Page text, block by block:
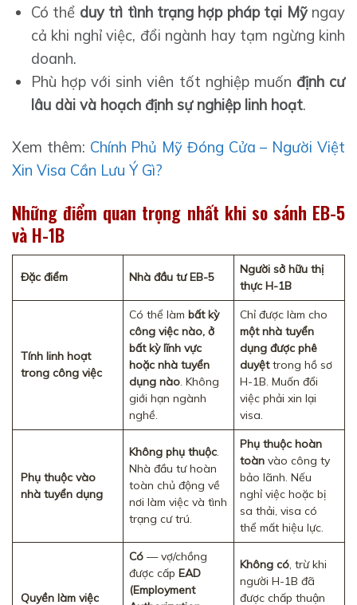
Có thể duy trì tình trạng hợp pháp tại Mỹngay
cả khi nghỉ việc, đổi ngành hay tạm ngừng kinh
doanh.
Phù hợp với sinh viên tốt nghiệp muốn định cư
lâu dài và hoạch định sự nghiệp linh hoạt.
Xem thêm: Chính Phủ Mỹ Đóng Cửa – Người Việt
Xin Visa Cần Lưu Ý Gì?
Nhữngđiểm quan trọng nhất khiso sánh EB-5
và H-1B
Đặc điểm Nhà đầu tư EB-5
Người sở hữu thị
thực H-1B
Tính linh hoạt
trong công việc
Có thể làm bất kỳ
công việc nào, ở
bất kỳ lĩnh vực
hoặc nhà tuyển
dụng nào. Không
giới hạn ngành
nghề.
Chỉ được làm cho
một nhà tuyển
dụng được phê
duyệttrong hồ sơ
H-1B. Muốn đổi
việc phải xin lại
visa.
Phụ thuộc vào
nhà tuyển dụng
Không phụ thuộc.
Nhà đầu tư hoàn
toàn chủ động về
nơi làm việc và tình
trạng cư trú.
Phụ thuộc hoàn
toàn vào công ty
bảo lãnh. Nếu
nghỉ việc hoặc bị
sa thải, visa có
thể mất hiệu lực.
Quyền làm việc
Có — vợ/chồng
được cấp EAD
(Employment
Không có, trừ khi
người H-1B đã
được chấp thuận